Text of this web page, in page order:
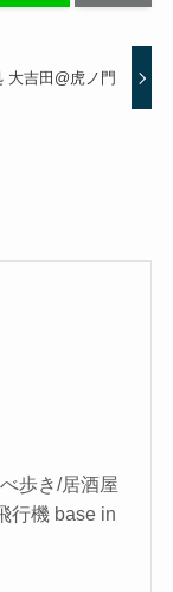
大吉田@虎ノ門
歩き/居酒屋
行機 base in